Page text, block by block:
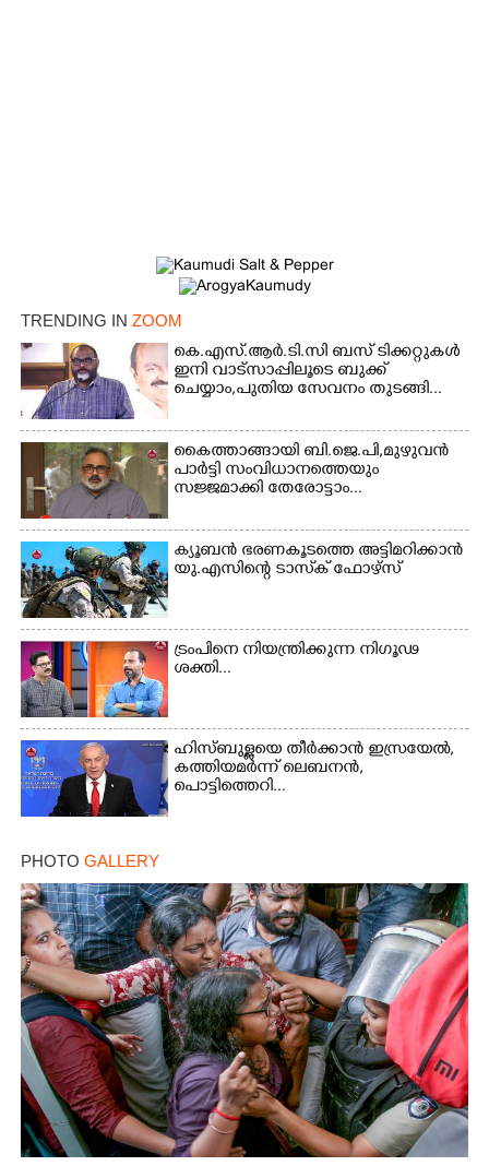
TRENDING IN ZOOM
കെ.എസ്.ആർ.ടി.സി ബസ് ടിക്കറ്റുകൾ
ഇനി വാട്സാപ്പിലൂടെ ബുക്ക്
ചെയ്യാം,പുതിയ സേവനം തുടങ്ങി...
കൈത്താങ്ങായി ബി.ജെ.പി,മുഴുവൻ
പാർട്ടി സംവിധാനത്തെയും
സജ്ജമാക്കി തേരോട്ടാം...
ക്യൂബൻ ഭരണകൂടത്തെ അട്ടിമറിക്കാൻ
യു.എസിന്റെ ടാസ്‌ക് ഫോഴ്സ്
ട്രംപിനെ നിയന്ത്രിക്കുന്ന നിഗൂഢ
ശക്തി...
ഹിസ്ബുള്ളയെ തീർക്കാൻ ഇസ്രയേൽ,
കത്തിയമർന്ന് ലെബനൻ,
പൊട്ടിത്തെറി...
PHOTO GALLERY
Share this link
Copy Link